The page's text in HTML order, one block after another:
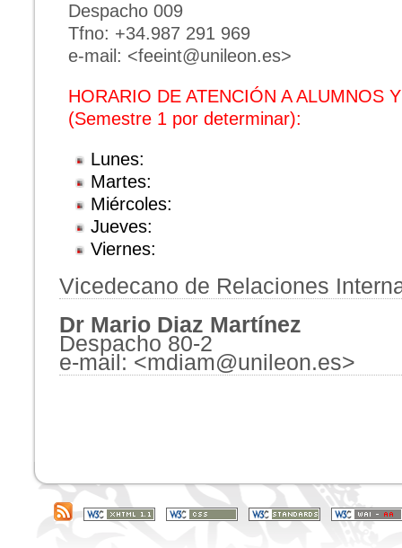
Despacho 009
Tfno: +34.987 291 969
e-mail: <feeint@unileon.es>
HORARIO DE ATENCIÓN A ALUMNOS
(Semestre 1 por determinar):
Lunes:
Martes:
Miércoles:
Jueves:
Viernes:
Vicedecano de Relaciones
Dr Mario Diaz Martínez
Despacho 80-2
e-mail: <mdiam@unileon.es>